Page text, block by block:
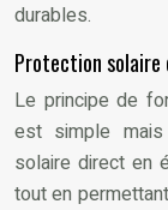
durables.
Protection
Le principe de
est simple
solaire direct en
tout en